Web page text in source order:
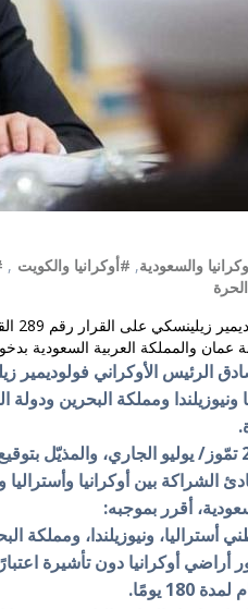
والسعودية, #أوكرانيا والكويت ,
والمملكة العربية السعودية
ومملكة البحرين
الشراكة بين أوكرانيا
أقرر بموجبه:
أستراليا، ونيوزيلندا، ومملكة